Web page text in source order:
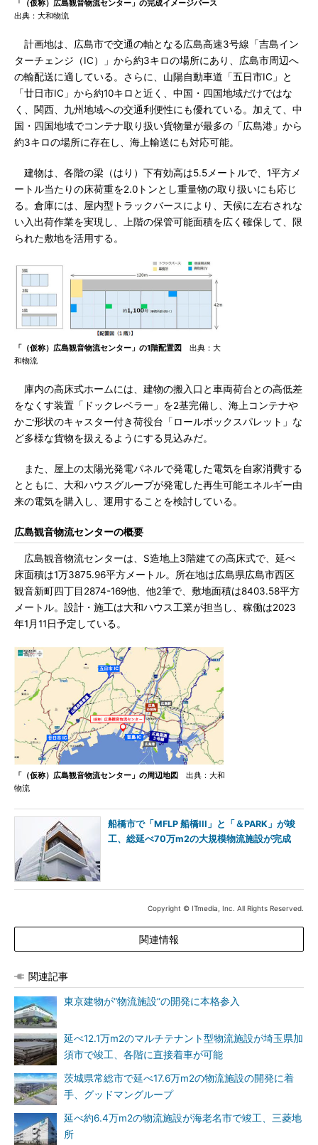
「（仮称）広島観音物流センター」の完成イメージパース
出典：大和物流
計画地は、広島市で交通の軸となる広島高速3号線「吉島イン
ターチェンジ（IC）」から約3キロの場所にあり、広島市周辺へ
の輸配送に適している。さらに、山陽自動車道「五日市IC」と
「廿日市IC」から約10キロと近く、中国・四国地域だけではな
く、関西、九州地域への交通利便性にも優れている。加えて、中
国・四国地域でコンテナ取り扱い貨物量が最多の「広島港」から
約3キロの場所に存在し、海上輸送にも対応可能。
建物は、各階の梁（はり）下有効高は5.5メートルで、1平方メ
ートル当たりの床荷重を2.0トンとし重量物の取り扱いにも応じ
る。倉庫には、屋内型トラックバースにより、天候に左右されな
い入出荷作業を実現し、上階の保管可能面積を広く確保して、限
られた敷地を活用する。
「（仮称）広島観音物流センター」の1階配置図
出典：大
和物流
庫内の高床式ホームには、建物の搬入口と車両荷台との高低差
をなくす装置「ドックレベラー」を2基完備し、海上コンテナや
かご形状のキャスター付き荷役台「ロールボックスパレット」な
ど多様な貨物を扱えるようにする見込みだ。
また、屋上の太陽光発電パネルで発電した電気を自家消費する
とともに、大和ハウスグループが発電した再生可能エネルギー由
来の電気を購入し、運用することを検討している。
広島観音物流センターの概要
広島観音物流センターは、S造地上3階建ての高床式で、延べ
床面積は1万3875.96平方メートル。所在地は広島県広島市西区
観音新町四丁目2874-169他、他2筆で、敷地面積は8403.58平方
メートル。設計・施工は大和ハウス工業が担当し、稼働は2023
年1月11日予定している。
「（仮称）広島観音物流センター」の周辺地図
出典：大和
物流
船橋市で「MFLP 船橋III」と「＆PARK」が竣
工、総延べ70万m2の大規模物流施設が完成
Copyright © ITmedia, Inc. All Rights Reserved.
関連情報
関連記事
東京建物が“物流施設”の開発に本格参入
延べ12.1万m2のマルチテナント型物流施設が埼玉県加
須市で竣工、各階に直接着車が可能
茨城県常総市で延べ17.6万m2の物流施設の開発に着
手、グッドマングループ
延べ約6.4万m2の物流施設が海老名市で竣工、三菱地
所